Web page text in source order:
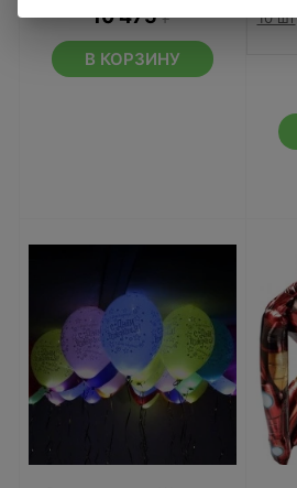
10 475₽
В КОРЗИНУ
10 шт